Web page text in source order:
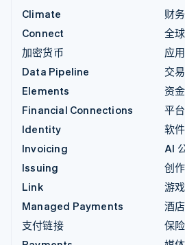
Climate
Connect
加密货币
Data Pipeline
Elements
Financial Connections
Identity
Invoicing
Issuing
Link
Managed Payments
支付链接
财
全
应
交
资
平台
软
AI
创
游戏
酒
保险